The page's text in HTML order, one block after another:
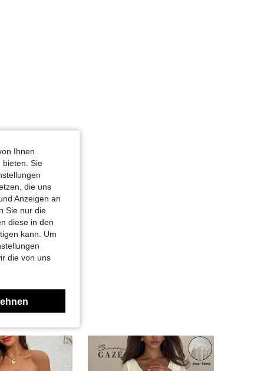
Dreieck, Farbe: Weiss, Größe: S
Ihnen
bieten. Sie
die uns
Anzeigen an
Sie nur die
diese in den
kann. Um
die von uns